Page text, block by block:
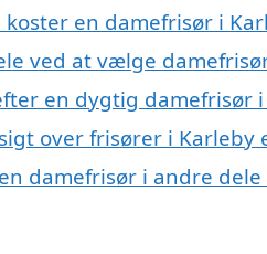
koster en damefrisør i
ved at vælge
en dygtig damefrisør
over frisører i
damefrisør i andre